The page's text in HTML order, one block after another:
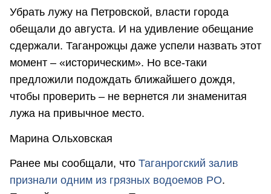
Убрать лужу на Петровской, власти города
обещали до августа. И на удивление обещание
сдержали. Таганрожцы даже успели назвать этот
момент – «историческим». Но все-таки
предложили подождать ближайшего дождя,
чтобы проверить – не вернется ли знаменитая
лужа на привычное место.
Марина Ольховская
Ранее мы сообщали, что Таганрогский залив
признали одним из грязных водоемов РО.